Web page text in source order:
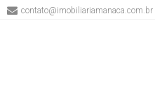
contato@imobiliariamanaca.com.br